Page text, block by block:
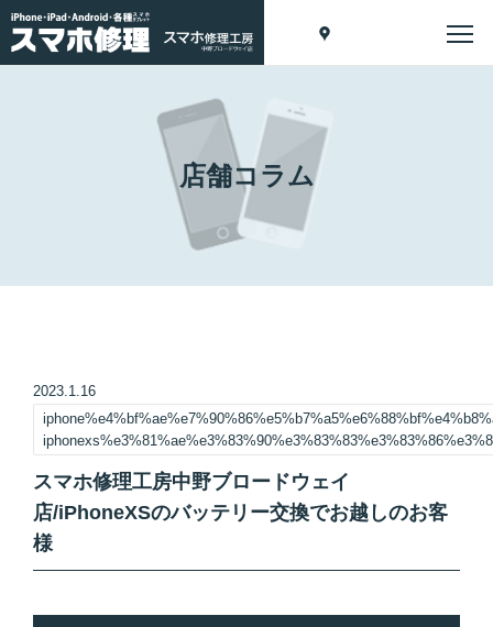
店舗コラム
2023.1.16
スマホ修理工房中野ブロードウェイ
店/iPhoneXSのバッテリー交換でお越しのお客
様